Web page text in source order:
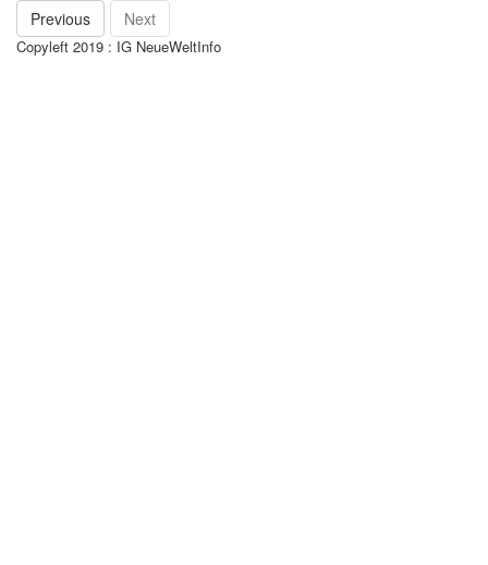
Previous Next
Copyleft 2019 : IG NeueWeltInfo